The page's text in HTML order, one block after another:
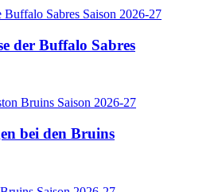
der Buffalo Sabres
bei den Bruins